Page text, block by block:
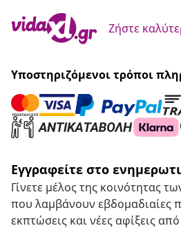
Ζήστε
Υποστηριζόμενοι τρόποι
Εγγραφείτε στο
Γίνετε μέλος της κοινότητας
που λαμβάνουν εβδομαδιαίες
εκπτώσεις και νέες αφίξεις